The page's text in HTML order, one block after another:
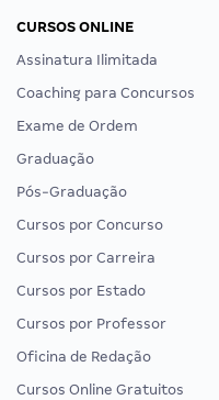
CURSOS ONLINE
Assinatura Ilimitada
Coaching para Concursos
Exame de Ordem
Graduação
Pós-Graduação
Cursos por Concurso
Cursos por Carreira
Cursos por Estado
Cursos por Professor
Oficina de Redação
Cursos Online Gratuitos